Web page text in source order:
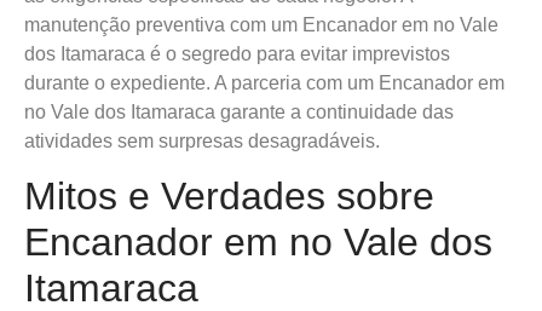
manutenção preventiva com um Encanador em no Vale
dos Itamaraca é o segredo para evitar imprevistos
durante o expediente. A parceria com um Encanador em
no Vale dos Itamaraca garante a continuidade das
atividades sem surpresas desagradáveis.
Mitos e Verdades sobre
Encanador em no Vale dos
Itamaraca